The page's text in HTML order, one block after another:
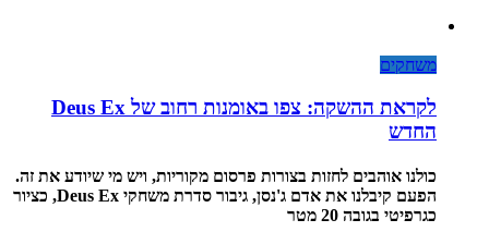
משחקים
לקראת ההשקה: צפו באומנות רחוב של Deus Ex
החדש
כולנו אוהבים לחזות בצורות פרסום מקוריות, ויש מי שיודע את זה.
הפעם קיבלנו את אדם ג'נסן, גיבור סדרת משחקי Deus Ex, כציור
כגרפיטי בגובה 20 מטר